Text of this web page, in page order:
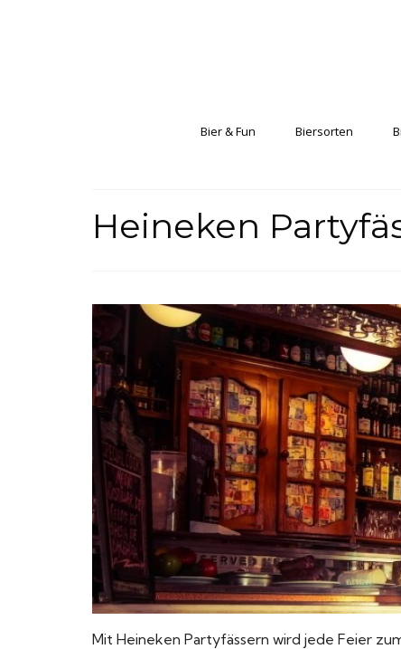
Bier & Fun Biersorten
Heineken
Mit Heineken Partyfässern wird jede Feier